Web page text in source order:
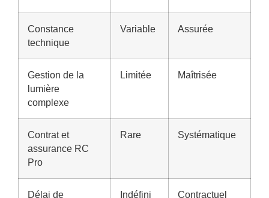
Constance
technique
Variable Assurée
Gestion de la
lumière
complexe
Limitée Maîtrisée
Contrat et
assurance RC
Pro
Rare Systématique
Délai de Indéfini Contractuel